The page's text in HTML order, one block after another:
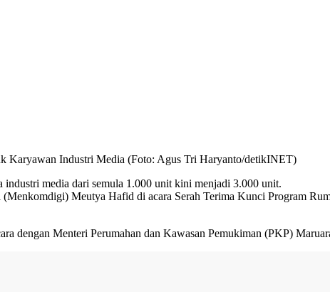
Karyawan Industri Media (Foto: Agus Tri Haryanto/detikINET)
industri media dari semula 1.000 unit kini menjadi 3.000 unit.
(Menkomdigi) Meutya Hafid di acara Serah Terima Kunci Program
dengan Menteri Perumahan dan Kawasan Pemukiman (PKP)